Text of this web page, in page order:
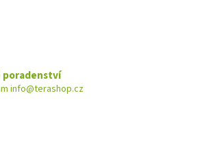
poradenství
info@terashop.cz